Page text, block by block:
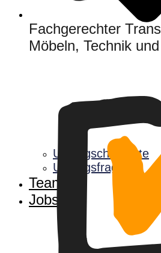
Umzugscheckliste
Umzugsfragen
Team
Jobs
Fachgerechter
Möbeln, Technik